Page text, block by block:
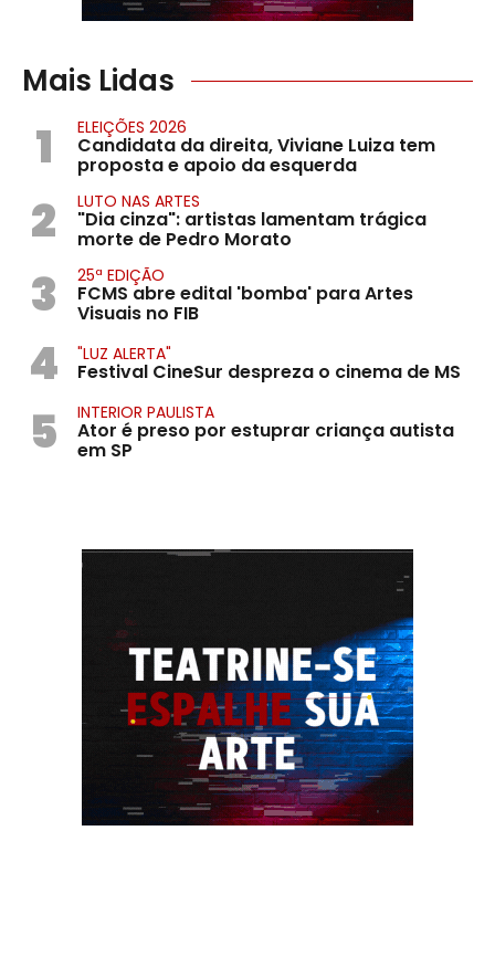
Mais Lidas
1 ELEIÇÕES 2026
Candidata da direita, Viviane Luiza tem
proposta e apoio da esquerda
2 LUTO NAS ARTES
"Dia cinza": artistas lamentam trágica
morte de Pedro Morato
3 25ª EDIÇÃO
FCMS abre edital 'bomba' para Artes
Visuais no FIB
4 "LUZ ALERTA"
Festival CineSur despreza o cinema de MS
5 INTERIOR PAULISTA
Ator é preso por estuprar criança autista
em SP